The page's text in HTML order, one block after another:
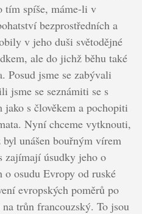
tím spíše, máme-li v
bezprostředních a
v jeho duši světodějné
ale do jichž běhu také
Posud jsme se zabývali
jsme se seznámiti se s
jako s člověkem a pochopiti
Nyní chceme vytknouti,
unášen bouřným vírem
zajímají úsudky jeho o
osudu Evropy od ruské
evropských poměrů po
trůn francouzský. To jsou